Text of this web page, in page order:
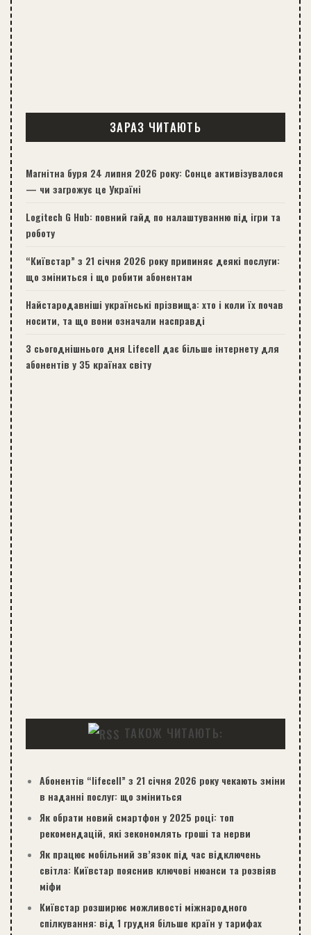
ЗАРАЗ ЧИТАЮТЬ
Магнітна буря 24 липня 2026 року: Сонце активізувалося
— чи загрожує це Україні
Logitech G Hub: повний гайд по налаштуванню під ігри та
роботу
“Київстар” з 21 січня 2026 року припиняє деякі послуги:
що зміниться і що робити абонентам
Найстародавніші українські прізвища: хто і коли їх почав
носити, та що вони означали насправді
З сьогоднішнього дня Lifecell дає більше інтернету для
абонентів у 35 країнах світу
ТАКОЖ ЧИТАЮТЬ:
Абонентів “lifecell” з 21 січня 2026 року чекають зміни
в наданні послуг: що зміниться
Як обрати новий смартфон у 2025 році: топ
рекомендацій, які зекономлять гроші та нерви
Як працює мобільний зв’язок під час відключень
світла: Київстар пояснив ключові нюанси та розвіяв
міфи
Київстар розширює можливості міжнародного
спілкування: від 1 грудня більше країн у тарифах